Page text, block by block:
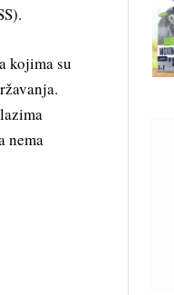
kojima su
nema